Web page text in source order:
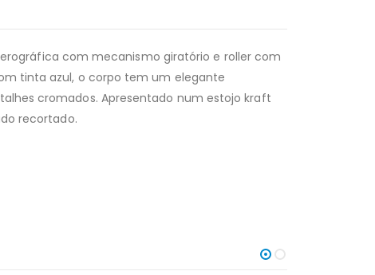
com mecanismo giratório e roller com
tinta azul, o corpo tem um elegante
cromados. Apresentado num estojo kraft
recortado.